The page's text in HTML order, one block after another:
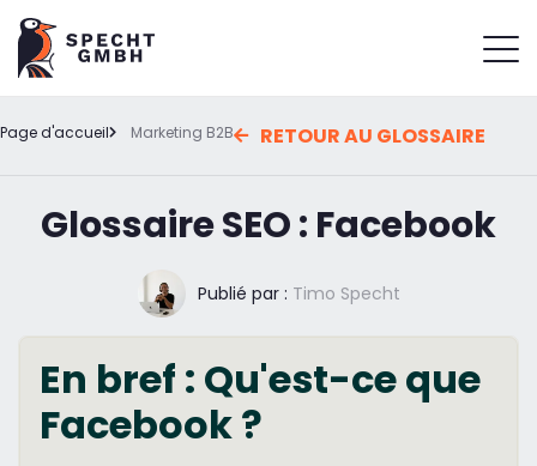
Page d'accueil Marketing B2B RETOUR AU GLOSSAIRE
Glossaire SEO : Facebook
Publié par : Timo Specht
En bref : Qu'est-ce que
Facebook ?